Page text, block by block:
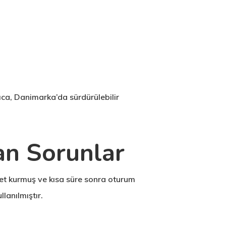
Danimarka’da sürdürülebilir
Sorunlar
kurmuş ve kısa süre sonra oturum